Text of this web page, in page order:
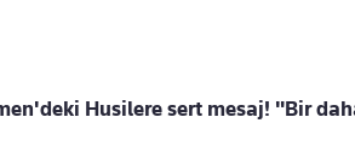
Husilere sert mesaj! "Bir